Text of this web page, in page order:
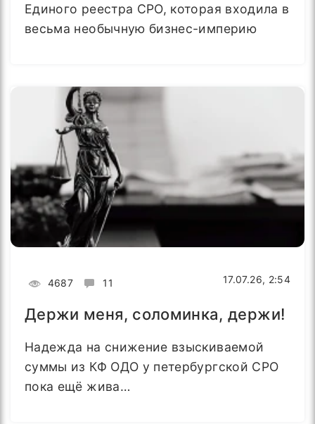
Единого реестра СРО, которая входила в
весьма необычную бизнес-империю
4687 11 17.07.26, 2:54
Держи меня, соломинка, держи!
Надежда на снижение взыскиваемой
суммы из КФ ОДО у петербургской СРО
пока ещё жива…